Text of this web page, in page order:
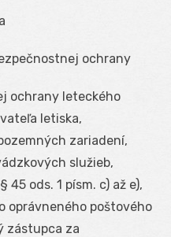
ochrany
ochrany leteckého
letiska,
zariadení,
služieb,
ods. 1 písm. c) až e),
oprávneného poštového
zástupca za